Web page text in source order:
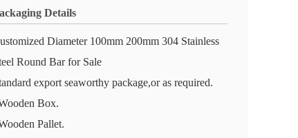
Details
Diameter 100mm 200mm 304 Stainless
Round Bar for Sale
export seaworthy package,or as required.
Box.
Pallet.